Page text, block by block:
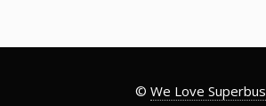
© We Love Superbus